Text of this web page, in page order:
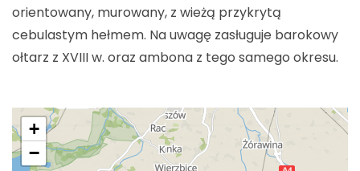
orientowany, murowany, z wieżą przykrytą
cebulastym hełmem. Na uwagę zasługuje barokowy
ołtarz z XVIII w. oraz ambona z tego samego okresu.
+
−